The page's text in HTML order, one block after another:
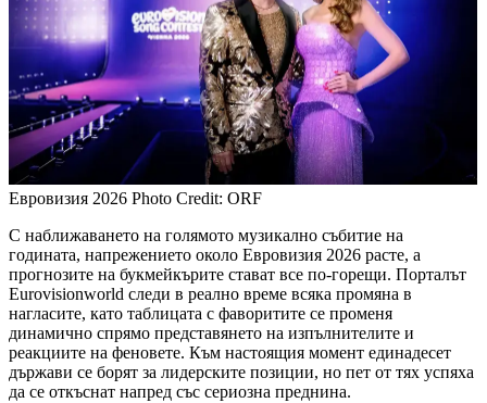
Евровизия 2026 Photo Credit: ORF
С наближаването на голямото музикално събитие на
годината, напрежението около Евровизия 2026 расте, а
прогнозите на букмейкърите стават все по-горещи. Порталът
Eurovisionworld следи в реално време всяка промяна в
нагласите, като таблицата с фаворитите се променя
динамично спрямо представянето на изпълнителите и
реакциите на феновете. Към настоящия момент единадесет
държави се борят за лидерските позиции, но пет от тях успяха
да се откъснат напред със сериозна преднина.